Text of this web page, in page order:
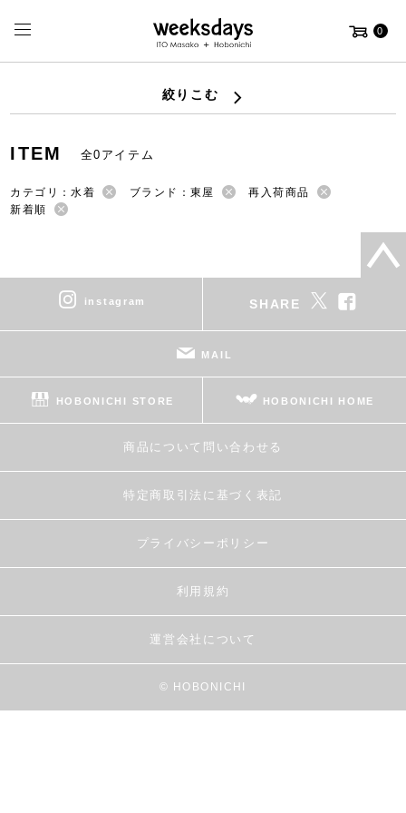
0
絞りこむ
ITEM 全0アイテム
カテゴリ：水着 ブランド：東屋
再入荷商品
新着順
instagram SHARE
MAIL
HOBONICHI STORE HOBONICHI HOME
商品について問い合わせる
特定商取引法に基づく表記
プライバシーポリシー
利用規約
運営会社について
© HOBONICHI